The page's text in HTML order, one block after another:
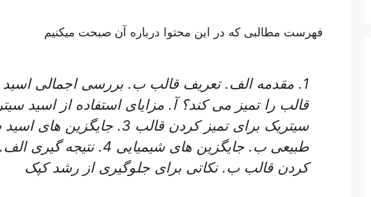
فهرست مطالبی که در این محتوا درباره آن صبحت میکنیم
قالب را تمیز می کند؟ آ. مزایای استفاده از اسید
طبیعی ب. جایگزین های
کردن قالب ب. نکاتی برای جلوگیری از رشد کپک